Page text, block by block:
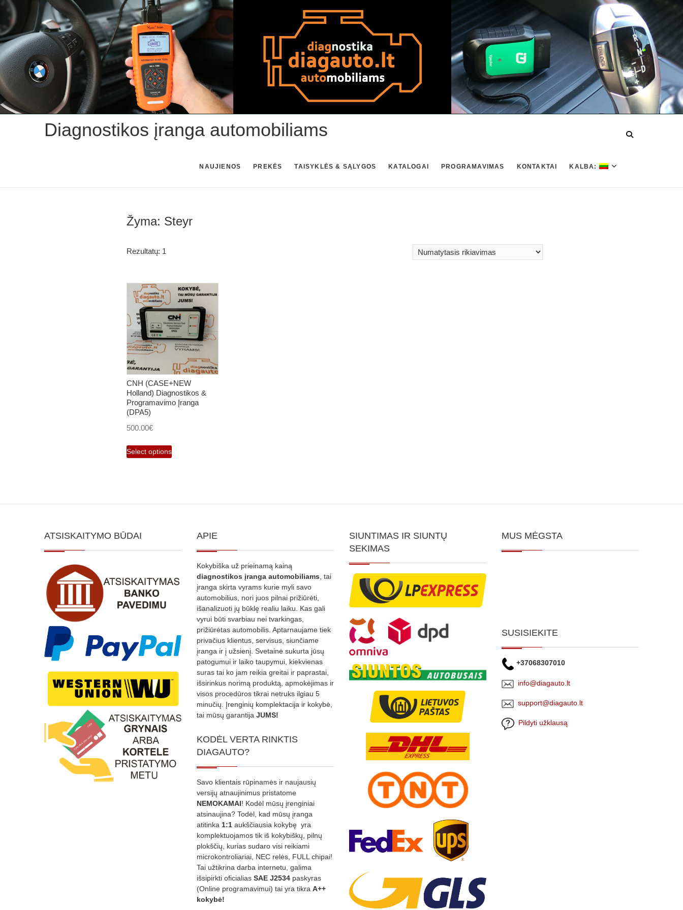
Skip
content
Diagnostikos įranga automobiliams
NAUJIENOS PREKĖS TAISYKLĖS & SĄLYGOS KATALOGAI PROGRAMAVIMAS KONTAKTAI KALBA:
Žyma: Steyr
Rezultatų: 1
CNH (CASE+NEW
Holland) Diagnostikos &
Programavimo Įranga
(DPA5)
500.00€
Select options
ATSISKAITYMO BŪDAI APIE
Kokybiška už prieinamą kainą
diagnostikos įranga automobiliams , tai
įranga skirta vyrams kurie myli savo
automobilius, nori juos pilnai prižiūrėti,
išanalizuoti jų būklę realiu laiku. Kas gali
vyrui būti svarbiau nei tvarkingas,
prižiūrėtas automobilis. Aptarnaujame tiek
privačius klientus, servisus, siunčiame
įranga ir į užsienį. Svetainė sukurta jūsų
patogumui ir laiko taupymui, kiekvienas
suras tai ko jam reikia greitai ir paprastai,
išsirinkus norimą produktą, apmokėjimas ir
visos procedūros tikrai netruks ilgiau 5
minučių. Įrenginių komplektacija ir kokybė,
tai mūsų garantija JUMS!
KODĖL VERTA RINKTIS
DIAGAUTO?
Savo klientais rūpinamės ir naujausių
versijų atnaujinimus pristatome
NEMOKAMAI! Kodėl mūsų įrenginiai
atsinaujina? Todėl, kad mūsų įranga
atitinka 1:1 aukščiausia kokybę yra
komplektuojamos tik iš kokybiškų, pilnų
plokščių, kurias sudaro visi reikiami
microkontroliariai, NEC relės, FULL chipai!
Tai užtikrina darba internetu, galima
išsipirkti oficialias SAE J2534 paskyras
(Online programavimui) tai yra tikra A++
kokybė!
SIUNTIMAS IR SIUNTŲ
SEKIMAS
MUS MĖGSTA
SUSISIEKITE
+37068307010
info@diagauto.lt
support@diagauto.lt
Pildyti užklausą